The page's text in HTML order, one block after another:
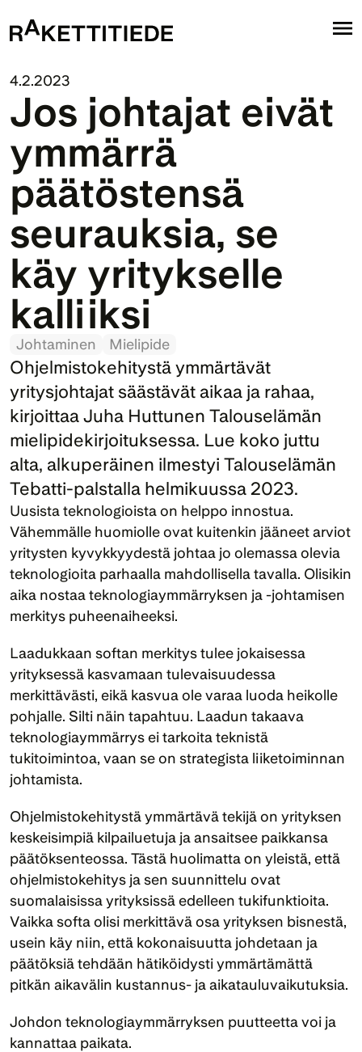
4.2.2023
Jos johtajat eivät
ymmärrä
päätöstensä
seurauksia, se
käy yritykselle
kalliiksi
Johtaminen Mielipide
Ohjelmistokehitystä ymmärtävät
yritysjohtajat säästävät aikaa ja rahaa,
kirjoittaa Juha Huttunen Talouselämän
mielipidekirjoituksessa. Lue koko juttu
alta, alkuperäinen ilmestyi Talouselämän
Uusista teknologioista on helppo innostua.
Vähemmälle huomiolle ovat kuitenkin jääneet arviot
yritysten kyvykkyydestä johtaa jo olemassa olevia
teknologioita parhaalla mahdollisella tavalla. Olisikin
aika nostaa teknologiaymmärryksen ja -johtamisen
merkitys puheenaiheeksi.
Laadukkaan softan merkitys tulee jokaisessa
yrityksessä kasvamaan tulevaisuudessa
merkittävästi, eikä kasvua ole varaa luoda heikolle
pohjalle. Silti näin tapahtuu. Laadun takaava
teknologiaymmärrys ei tarkoita teknistä
tukitoimintoa, vaan se on strategista liiketoiminnan
johtamista.
Ohjelmistokehitystä ymmärtävä tekijä on yrityksen
keskeisimpiä kilpailuetuja ja ansaitsee paikkansa
päätöksenteossa. Tästä huolimatta on yleistä, että
ohjelmistokehitys ja sen suunnittelu ovat
suomalaisissa yrityksissä edelleen tukifunktioita.
Vaikka softa olisi merkittävä osa yrityksen bisnestä,
usein käy niin, että kokonaisuutta johdetaan ja
päätöksiä tehdään hätiköidysti ymmärtämättä
pitkän aikavälin kustannus- ja aikatauluvaikutuksia.
Johdon teknologiaymmärryksen puutteetta voi ja
kannattaa paikata.